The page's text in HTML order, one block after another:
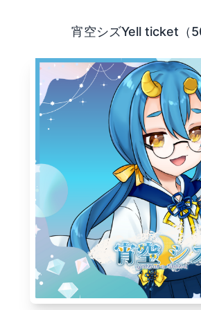
宵空シズYell ticket（